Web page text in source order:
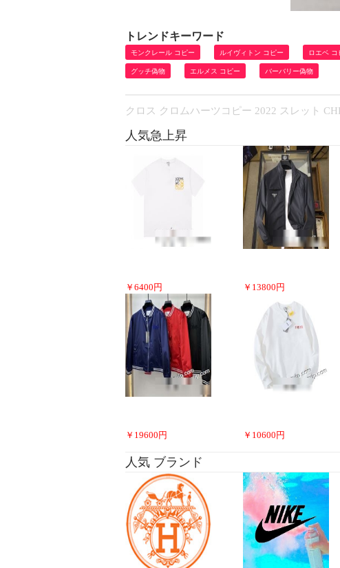
トレンドキーワード
モンクレール コピー ルイヴィトン コピー ロエベ コ
グッチ偽物 エルメス コピー バーバリー偽物
クロス クロムハーツコピー 2022 スレット
人気急上昇
￥ 6400 円 ￥ 13800 円
￥ 19600 円 ￥ 10600 円
人気 ブランド